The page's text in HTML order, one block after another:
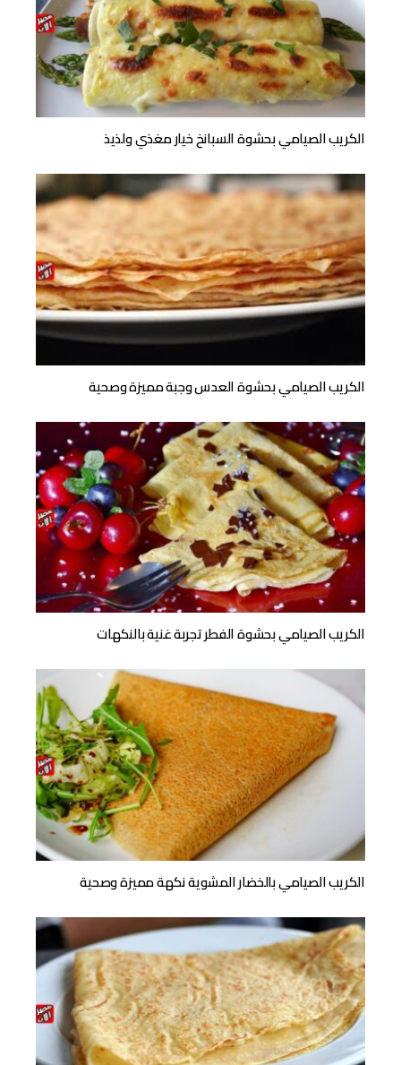
الكريب الصيامي بحشوة السبانخ خيار مغذي ولذيذ
الكريب الصيامي بحشوة العدس وجبة مميزة وصحية
الكريب الصيامي بحشوة الفطر تجربة غنية بالنكهات
الكريب الصيامي بالخضار المشوية نكهة مميزة وصحية